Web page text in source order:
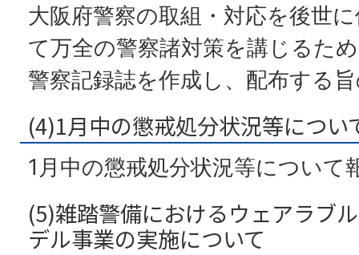
大阪府警察の取組・対応を後世
て万全の警察諸対策を講じるた
警察記録誌を作成し、配布する
(4)1月中の懲戒処分状況等につい
1月中の懲戒処分状況等について
(5)雑踏警備におけるウェアラブ
デル事業の実施について